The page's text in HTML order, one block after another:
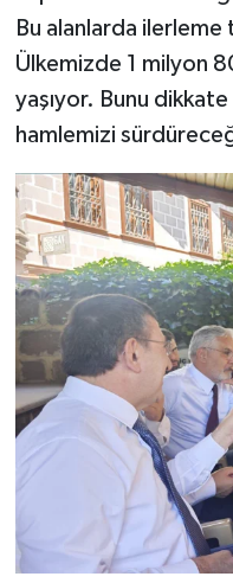
Bu alanlarda
Ülkemizde 1 milyon
yaşıyor. Bunu
hamlemizi